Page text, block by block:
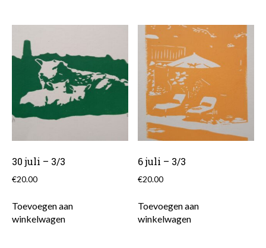
30 juli – 3/3
€20.00
Toevoegen aan
winkelwagen
6 juli – 3/3
€20.00
Toevoegen aan
winkelwagen